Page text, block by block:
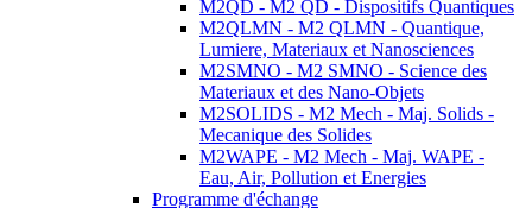
M2QD - M2 QD - Dispositifs Quantiques
M2QLMN - M2 QLMN - Quantique,
Lumiere, Materiaux et Nanosciences
M2SMNO - M2 SMNO - Science des
Materiaux et des Nano-Objets
M2SOLIDS - M2 Mech - Maj. Solids -
Mecanique des Solides
M2WAPE - M2 Mech - Maj. WAPE -
Eau, Air, Pollution et Energies
Programme d'échange